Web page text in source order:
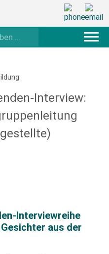
Interview:
Interviewreihe
aus der